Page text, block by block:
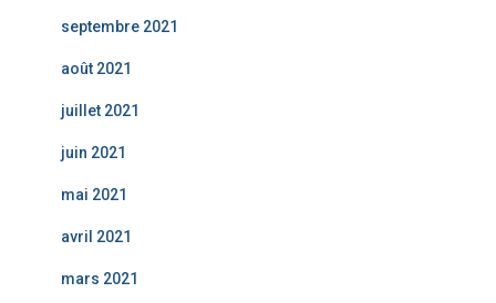
septembre 2021
août 2021
juillet 2021
juin 2021
mai 2021
avril 2021
mars 2021